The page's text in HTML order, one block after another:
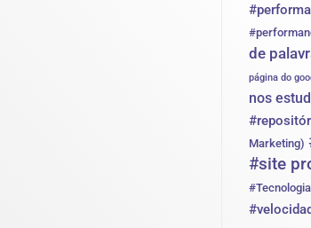
de
página do
nos
Marketing)
#site